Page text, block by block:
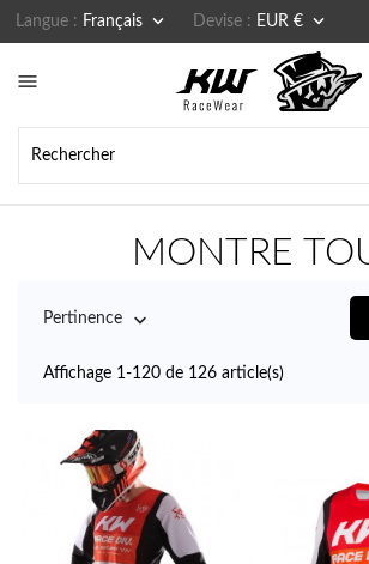
Langue : Français  Devise : EUR € 

MONTRE
Pertinence 
Affichage 1-120 de 126 article(s)